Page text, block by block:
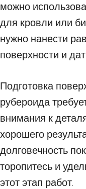
можно
для кровли или
нужно нанести
поверхности и
Подготовка
рубероида
внимания к
хорошего
долговечность
торопитесь и
этот этап работ.